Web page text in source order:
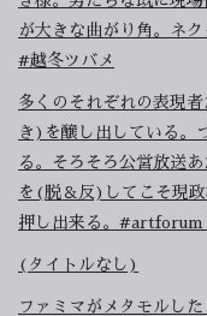
が大きな曲がり角。ネ
#越冬ツバメ
多くのそれぞれの表現
き)を醸し出している。
る。そろそろ公営放送
を(脱＆反)してこそ現
押し出来る。
(タイトルなし)
ファミマがメタモルし